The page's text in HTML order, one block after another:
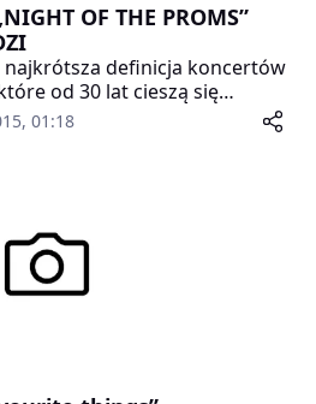
OF THE PROMS”
najkrótsza definicja koncertów
od 30 lat cieszą się
Do Polski to spektakularne
21 marca w łódzkiej
Łódzkiej.
01:18